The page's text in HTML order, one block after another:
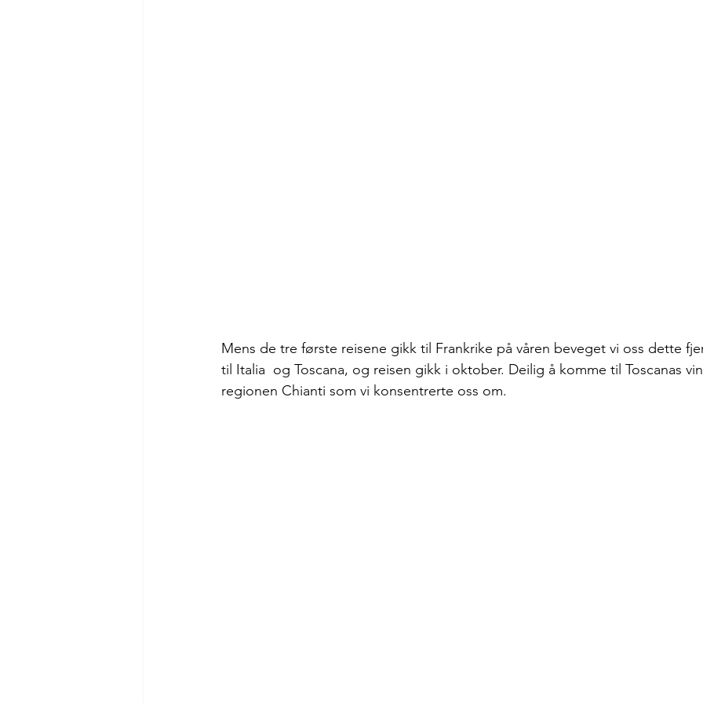
Mens de tre første reisene gikk til Frankrike på våren beveget vi oss dette
til Italia  og Toscana, og reisen gikk i oktober. Deilig å komme til Toscanas
regionen Chianti som vi konsentrerte oss om.